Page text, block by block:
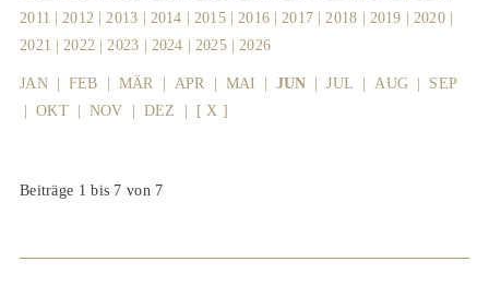
2011 |2012 |2013 2014 2015| 2016 |2017 |2018 2019 2020|
2021 |2022 |2023 2024 2025| 2026
JAN| FEB MÄR APR MAI |JUN |JUL |AUG
SEP
OKT| NOV DEZ [ X ]
Beiträge 1 bis 7 von 7